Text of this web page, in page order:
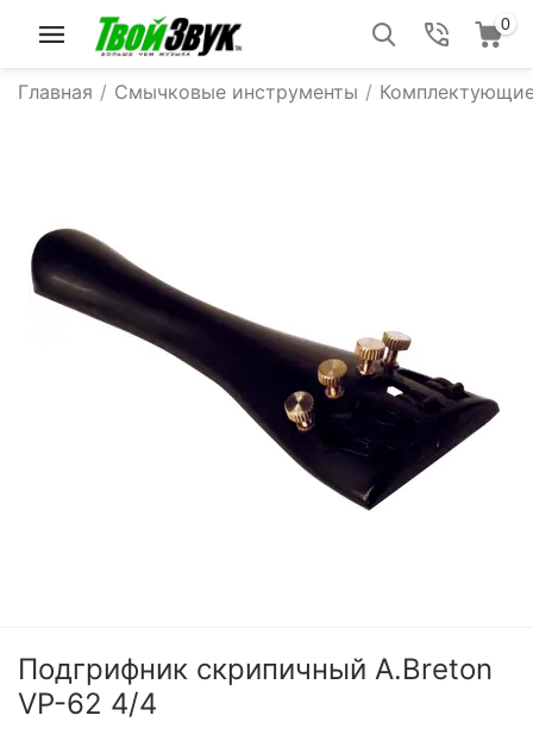
0
Главная / Смычковые инструменты /
Подгрифник скрипичный A.Breton
VP-62 4/4